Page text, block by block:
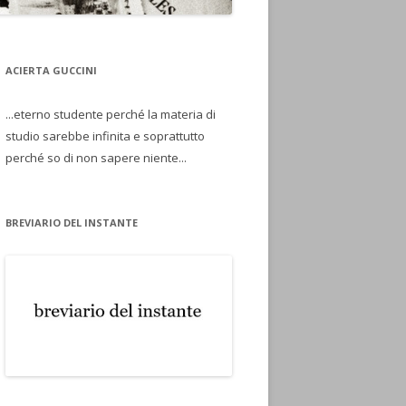
ACIERTA GUCCINI
...eterno studente perché la materia di
studio sarebbe infinita e soprattutto
perché so di non sapere niente...
BREVIARIO DEL INSTANTE